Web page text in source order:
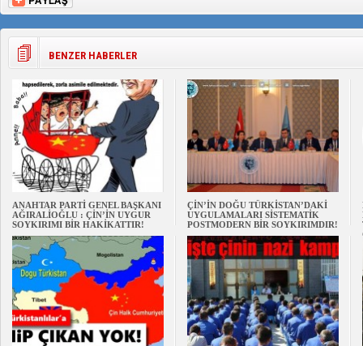
BENZER HABERLER
ANAHTAR PARTİ GENEL BAŞKANI
AĞIRALİOĞLU : ÇİN’İN UYGUR
SOYKIRIMI BİR HAKİKATTIR!
ÇİN’İN DOĞU TÜRKİSTAN’DAKİ
UYGULAMALARI SİSTEMATİK
POSTMODERN BİR SOYKIRIMDIR!